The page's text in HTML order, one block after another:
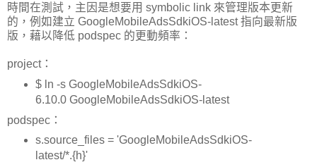
時間在測試，主因是想要用 symbolic link 來管理版本更新
的，例如建立 GoogleMobileAdsSdkiOS-latest 指向最新版
版，藉以降低 podspec 的更動頻率：
project：
$ ln -s GoogleMobileAdsSdkiOS-
6.10.0 GoogleMobileAdsSdkiOS-latest
podspec：
s.source_files = 'GoogleMobileAdsSdkiOS-
latest/*.{h}'